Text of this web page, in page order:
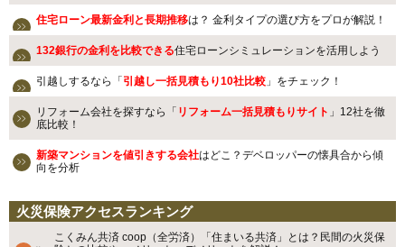
住宅ローン最新金利と長期推移は？ 金利タイプの選び方をプロが解説！
132銀行の金利を比較できる住宅ローンシミュレーションを活用しよう
引越しするなら「 引越し一括見積もり10社比較 」をチェック！
リフォーム会社を探すなら「 リフォーム一括見積もりサイト 」12社を徹
底比較！
新築マンションを値引きする会社はどこ？デベロッパーの懐具合から傾
向を分析
火災保険アクセスランキング
こくみん共済 coop（全労済）「住まいる共済」とは？民間の火災保